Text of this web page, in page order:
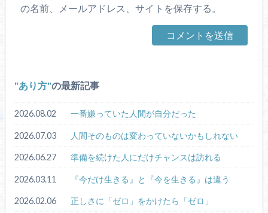
の名前、メールアドレス、サイトを保存する。
あり方 の最新記事
2026.08.02 一番嫌っていた人間が自分だった
2026.07.03 人間そのものは変わっていないかもしれない
2026.06.27 準備を続けた人にだけチャンスは訪れる
2026.03.11 『今だけ生きる』と『今を生きる』は違う
2026.02.06 正しさに「ゼロ」をかけたら「ゼロ」